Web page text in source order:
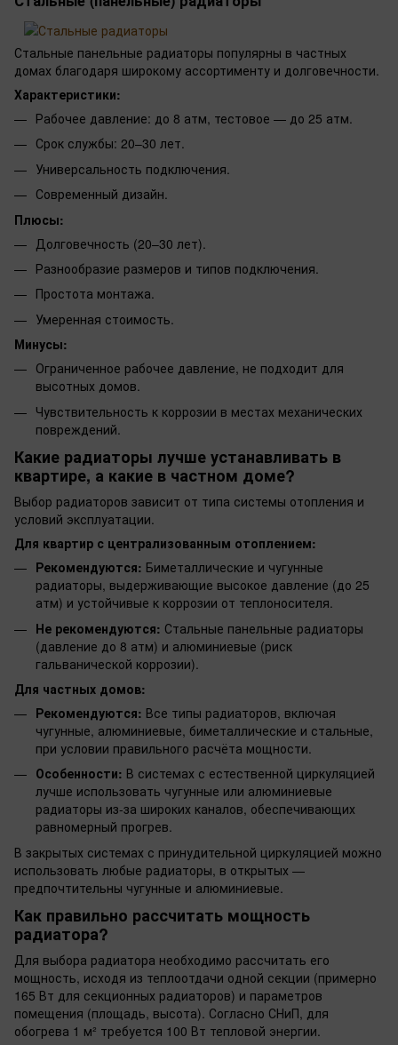
Стальные панельные радиаторы популярны в частных
домах благодаря широкому ассортименту и долговечности.
Характеристики:
Рабочее давление: до 8 атм, тестовое — до 25 атм.
Срок службы: 20–30 лет.
Универсальность подключения.
Современный дизайн.
Плюсы:
Долговечность (20–30 лет).
Разнообразие размеров и типов подключения.
Простота монтажа.
Умеренная стоимость.
Минусы:
Ограниченное рабочее давление, не подходит для
высотных домов.
Чувствительность к коррозии в местах механических
повреждений.
Какие радиаторы лучше устанавливать в
квартире, а какие в частном доме?
Выбор радиаторов зависит от типа системы отопления и
условий эксплуатации.
Для квартир с централизованным отоплением:
Рекомендуются: Биметаллические и чугунные
радиаторы, выдерживающие высокое давление (до 25
атм) и устойчивые к коррозии от теплоносителя.
Не рекомендуются: Стальные панельные радиаторы
(давление до 8 атм) и алюминиевые (риск
гальванической коррозии).
Для частных домов:
Рекомендуются: Все типы радиаторов, включая
чугунные, алюминиевые, биметаллические и стальные,
при условии правильного расчёта мощности.
Особенности: В системах с естественной циркуляцией
лучше использовать чугунные или алюминиевые
радиаторы из-за широких каналов, обеспечивающих
равномерный прогрев.
В закрытых системах с принудительной циркуляцией можно
использовать любые радиаторы, в открытых —
предпочтительны чугунные и алюминиевые.
Как правильно рассчитать мощность
радиатора?
Для выбора радиатора необходимо рассчитать его
мощность, исходя из теплоотдачи одной секции (примерно
165 Вт для секционных радиаторов) и параметров
помещения (площадь, высота). Согласно СНиП, для
обогрева 1 м² требуется 100 Вт тепловой энергии.